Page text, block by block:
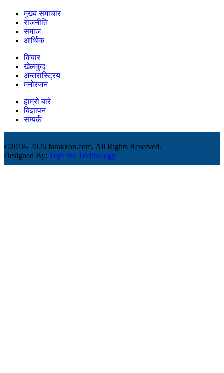
मुख्य समाचार
राजनीति
समाज
आर्थिक
विचार
खेलकुद
अन्तरास्ट्रिय
मनोरंजन
हाम्रो बारे
बिज्ञापन
सम्पर्क
©2018- 2026 farakkon.com, All Rights Reserved.
Designed By: TopLine Technology